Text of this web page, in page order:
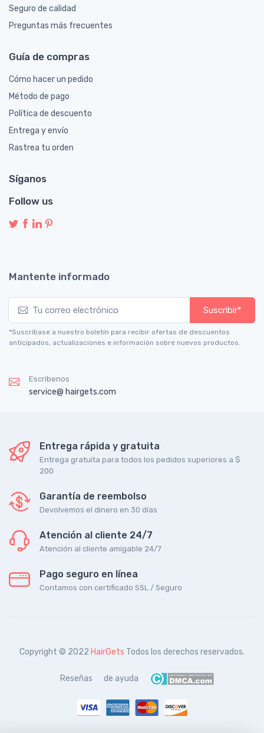
Seguro de calidad
Preguntas más frecuentes
Guía de compras
Cómo hacer un pedido
Método de pago
Política de descuento
Entrega y envío
Rastrea tu orden
Síganos
Follow us
Mantente informado
Suscribir*
*Suscríbase a nuestro boletín para recibir ofertas de descuentos
anticipados, actualizaciones e información sobre nuevos productos.
Escribenos
service@ hairgets.com
Entrega rápida y gratuita
Entrega gratuita para todos los pedidos superiores a $
200
Garantía de reembolso
Devolvemos el dinero en 30 días
Atención al cliente 24/7
Atención al cliente amigable 24/7
Pago seguro en línea
Contamos con certificado SSL / Seguro
Copyright © 2022 HairGets Todos los derechos reservados.
Reseñas de ayuda